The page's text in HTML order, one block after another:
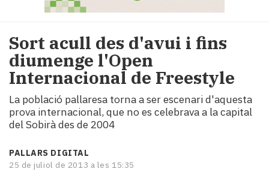
Política
municipis
Economia
i
turisme
Cultura
Mai
tant!
Sort acull des d'avui i fins
diumenge l'Open
Internacional de Freestyle
La població pallaresa torna a ser escenari d'aquesta
prova internacional, que no es celebrava a la capital
del Sobirà des de 2004
PALLARS DIGITAL
25 de juliol de 2013 a les 15:35